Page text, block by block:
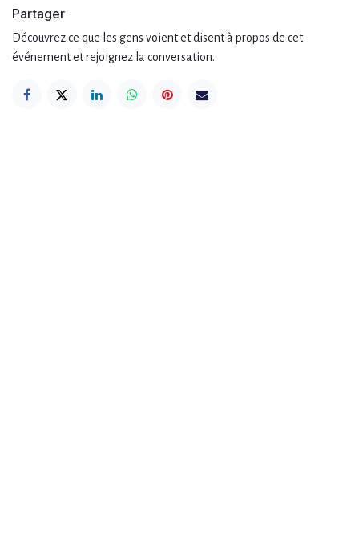
Partager
Découvrez ce que les gens voient et disent à propos de cet
événement et rejoignez la conversation.